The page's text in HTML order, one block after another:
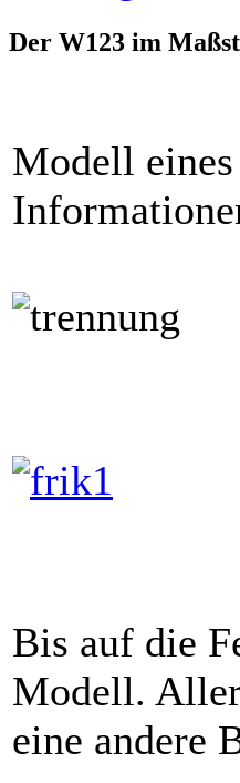
Der W123 im
Modell
Bis auf die
Modell.
eine andere